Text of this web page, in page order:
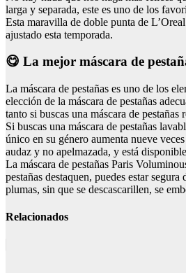
larga y separada, este es uno de los
Esta maravilla de doble punta de
ajustado esta temporada.
😋 La mejor máscara de
La máscara de pestañas es uno de los
elección de la máscara de pestañas
tanto si buscas una máscara de
Si buscas una máscara de pestañas
único en su género aumenta nueve
audaz y no apelmazada, y está
La máscara de pestañas Paris
pestañas destaquen, puedes estar
plumas, sin que se descascarillen, se
Relacionados